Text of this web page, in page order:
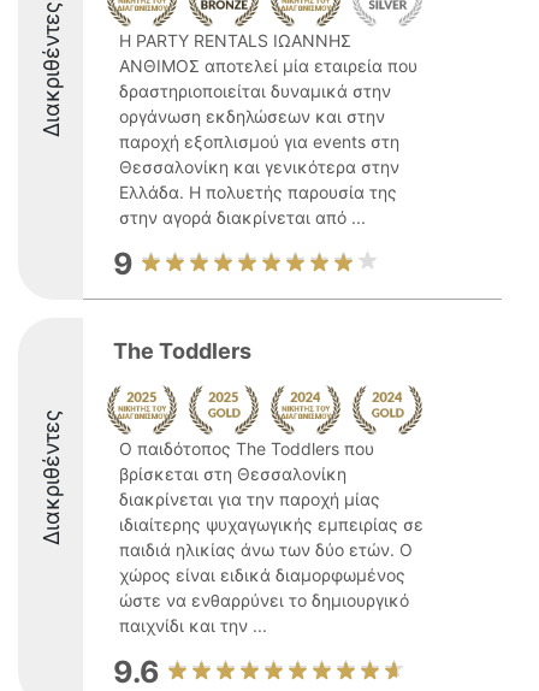
Διακριθέντες
Η PARTY RENTALS ΙΩΑΝΝΗΣ
ΑΝΘΙΜΟΣ αποτελεί μία εταιρεία που
δραστηριοποιείται δυναμικά στην
οργάνωση εκδηλώσεων και στην
παροχή εξοπλισμού για events στη
Θεσσαλονίκη και γενικότερα στην
Ελλάδα. Η πολυετής παρουσία της
στην αγορά διακρίνεται από ...
9
Διακριθέντες
The Toddlers
Ο παιδότοπος The Toddlers που
βρίσκεται στη Θεσσαλονίκη
διακρίνεται για την παροχή μίας
ιδιαίτερης ψυχαγωγικής εμπειρίας σε
παιδιά ηλικίας άνω των δύο ετών. Ο
χώρος είναι ειδικά διαμορφωμένος
ώστε να ενθαρρύνει το δημιουργικό
παιχνίδι και την ...
9.6